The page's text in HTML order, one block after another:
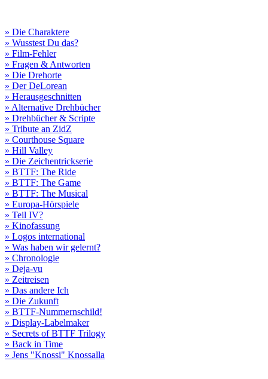
» Die Charaktere
» Wusstest Du das?
» Film-Fehler
» Fragen & Antworten
» Die Drehorte
» Der DeLorean
» Herausgeschnitten
» Alternative Drehbücher
» Drehbücher & Scripte
» Tribute an ZidZ
» Courthouse Square
» Hill Valley
» Die Zeichentrickserie
» BTTF: The Ride
» BTTF: The Game
» BTTF: The Musical
» Europa-Hörspiele
» Teil IV?
» Kinofassung
» Logos international
» Was haben wir gelernt?
» Chronologie
» Deja-vu
» Zeitreisen
» Das andere Ich
» Die Zukunft
» BTTF-Nummernschild!
» Display-Labelmaker
» Secrets of BTTF Trilogy
» Back in Time
» Jens "Knossi" Knossalla